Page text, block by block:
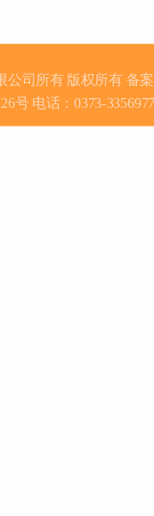
公司所有版权所有 备
号 电话：0373-